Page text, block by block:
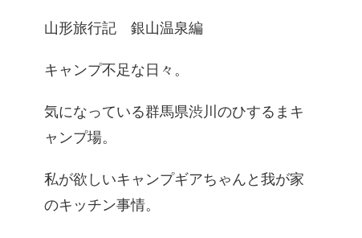
山形旅行記 銀山温泉編
キャンプ不足な日々。
気になっている群馬県渋川のひするまキ
ャンプ場。
私が欲しいキャンプギアちゃんと我が家
のキッチン事情。